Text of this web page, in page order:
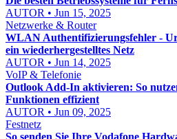
AUTOR • Jun 15, 2025
Netzwerke & Router
WLAN Authentifizierungsfehler -
ein wiederhergestelltes Netz
AUTOR • Jun 14, 2025
VoIP & Telefonie
Outlook Add-In aktivieren: So
Funktionen effizient
AUTOR • Jun 09, 2025
Festnetz
So senden Sie Ihre Vodafone